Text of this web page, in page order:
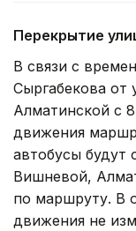
Перекрытие
В связи с
Сыргабекова от
Алматинской с
движения
автобусы будут
Вишневой,
по маршруту. В
движения не